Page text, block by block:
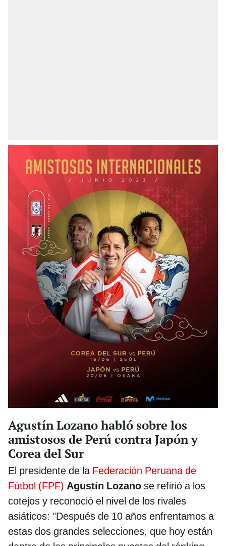
Agustín Lozano habló sobre los
amistosos de Perú contra Japón y
Corea del Sur
El presidente de la Federación Peruana de
Fútbol (FPF) Agustín Lozano se refirió a los
cotejos y reconoció el nivel de los rivales
asiáticos: "Después de 10 años enfrentamos a
estas dos grandes selecciones, que hoy están